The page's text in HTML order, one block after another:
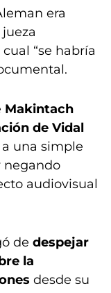
era
“se habría
Makintach
de Vidal
una simple
negando
audiovisual
de despejar
la
desde su